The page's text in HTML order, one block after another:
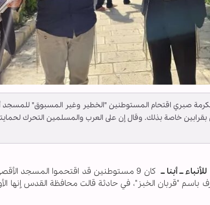
صبري اقتحام المستوطنين "الخطير وغير المسبوق"
خاصة بذلك. وقال إن على العرب والمسلمين التحرك
ــ أبنا ــ
كان 9 مستوطنين قد اقتحموا المسجد
باسم "قربان الخبز"، في حادثة قالت محافظة القدس إنها